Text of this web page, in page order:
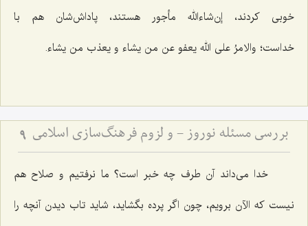
خوبی کردند، إن‌شاءالله مأجور هستند، پاداش‌شان هم با
خداست؛ والامرُ علی الله یعفو عن من یشاء و یعذب من یشاء.
بررسی مسئله نوروز - و لزوم فرهنگ‌سازی اسلامی 9
خدا می‌داند آن طرف چه خبر است؟ ما نرفتیم و صلاح هم
نیست که الآن برویم، چون اگر پرده بگشاید، شاید تاب دیدن آنچه را